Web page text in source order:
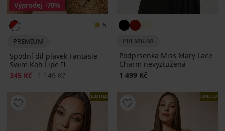
Výprodej -70%
5
PREMIUM
Spodní díl plavek Fantasie
Swim Koh Lipe II
Sleva
345 Kč Původní cena
1 149 Kč
PREMIUM
Podprsenka Miss Mary Lace
Charm nevyztužená
1 499 Kč
LIMITED LIMITED